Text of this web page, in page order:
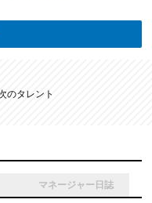
のタレント
マネージャー日誌